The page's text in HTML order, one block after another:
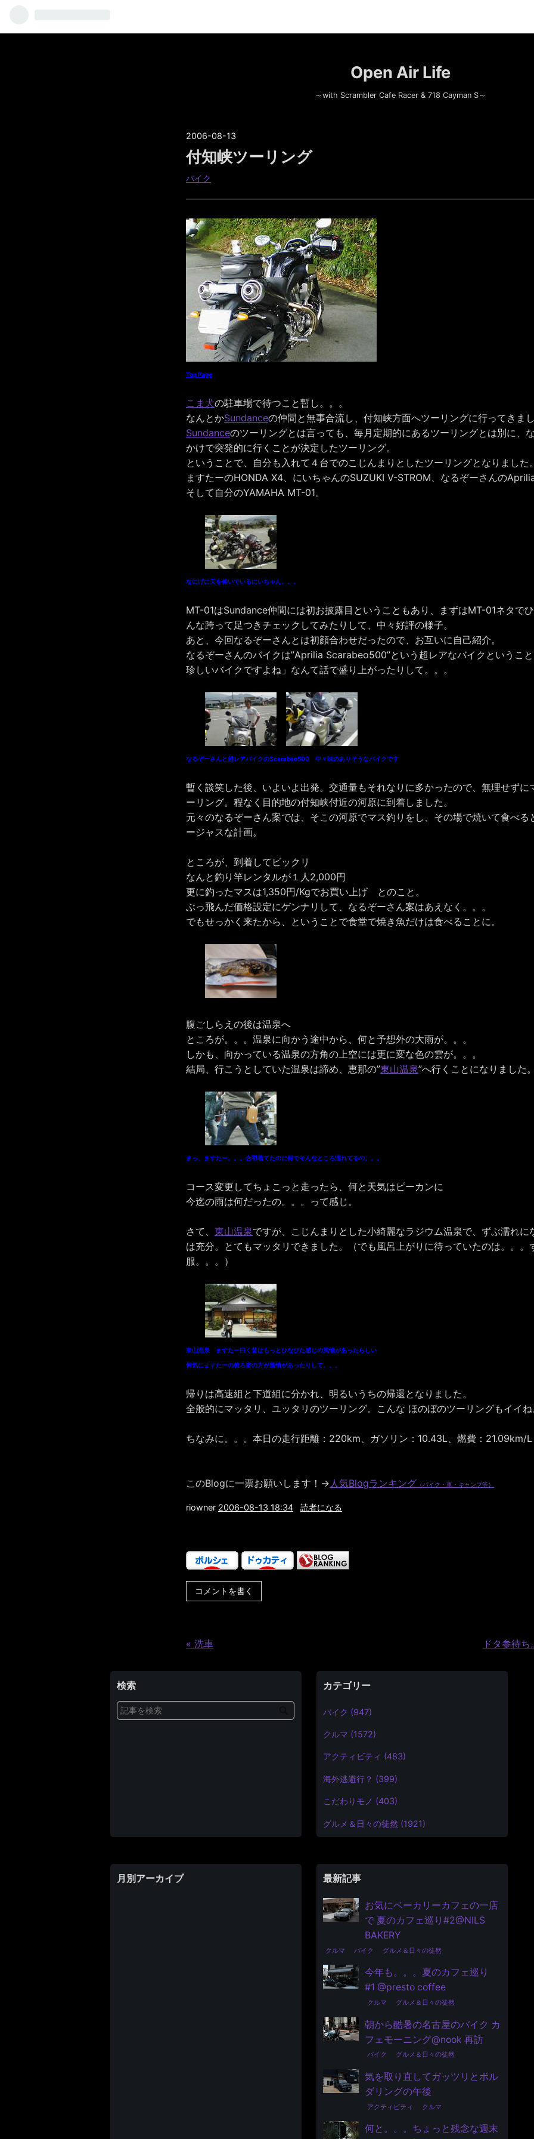
Open Air Life
～with Scrambler Cafe Racer & 718 Cayman S～
2006-08-13
付知峡ツーリング
バイク
Top Page
こま犬の駐車場で待つこと暫し。。。
なんとかSundanceの仲間と無事合流し、付知峡方面へツーリングに行ってきま
Sundanceのツーリングとは言っても、毎月定期的にあるツーリングとは別に、
かけで突発的に行くことが決定したツーリング。
ということで、自分も入れて４台でのこじんまりとしたツーリングとなりました
ますたーのHONDA X4、にいちゃんのSUZUKI V-STROM、なるぞーさんの
そして自分のYAMAHA MT-01。
なにげに天を仰いでいるにいちゃん。。。
MT-01はSundance仲間には初お披露目ということもあり、まずはMT-01ネタで
んな跨って足つきチェックしてみたりして、中々好評の様子。
あと、今回なるぞーさんとは初顔合わせだったので、お互いに自己紹介。
なるぞーさんのバイクは”Aprilia Scarabeo500”という超レアなバイクというこ
珍しいバイクですよね」なんて話で盛り上がったりして。。。
なるぞーさんと超レアバイクのScarabeo500 中々味のありそうなバイクです
暫く談笑した後、いよいよ出発。交通量もそれなりに多かったので、無理せずに
ーリング。程なく目的地の付知峡付近の河原に到着しました。
元々のなるぞーさん案では、そこの河原でマス釣りをし、その場で焼いて食べる
ージャスな計画。
ところが、到着してビックリ
なんと釣り竿レンタルが１人2,000円
更に釣ったマスは1,350円/Kgでお買い上げ とのこと。
ぶっ飛んだ価格設定にゲンナリして、なるぞーさん案はあえなく。。。
でもせっかく来たから、ということで食堂で焼き魚だけは食べることに。
腹ごしらえの後は温泉へ
ところが。。。温泉に向かう途中から、何と予想外の大雨が。。。
しかも、向かっている温泉の方角の上空には更に変な色の雲が。。。
結局、行こうとしていた温泉は諦め、恵那の”東山温泉”へ行くことになりました
まっ、ますたー。。。合羽着てたのに何でそんなところ濡れてるの。。。
コース変更してちょこっと走ったら、何と天気はピーカンに
今迄の雨は何だったの。。。って感じ。
さて、 東山温泉ですが、こじんまりとした小綺麗なラジウム温泉で、ずぶ濡れに
は充分。とてもマッタリできました。（でも風呂上がりに待っていたのは。。。
服。。。）
東山温泉 ますたー曰く昔はもっとひなびた感じの風情があったらしい
何気にますたーの後ろ姿の方が風情があったりして。。。
帰りは高速組と下道組に分かれ、明るいうちの帰還となりました。
全般的にマッタリ、ユッタリのツーリング。こんな ほのぼのツーリングもイイ
ちなみに。。。本日の走行距離：220km、ガソリン：10.43L、燃費：21.09km/L
このBlogに一票お願いします！→ 人気Blogランキング （バイク・車・キャンプ等）
riowner 2006-08-13 18:34 読者になる
コメントを書く
« 洗車 ドタ参待
検索 カテゴリー
バイク (947)
クルマ (1572)
アクティビティ (483)
海外逃避行？ (399)
こだわりモノ (403)
グルメ＆日々の徒然 (1921)
月別アーカイブ 最新記事
お気にベーカリーカフェの一店
で 夏のカフェ巡り#2@NILS
BAKERY
クルマ バイク グルメ＆日々の徒然
今年も。。。夏のカフェ巡り
#1 @presto coffee
クルマ グルメ＆日々の徒然
朝から酷暑の名古屋のバイク カ
フェモーニング@nook 再訪
バイク グルメ＆日々の徒然
気を取り直してガッツリとボル
ダリングの午後
アクティビティ クルマ
何と。。。ちょっと残念な週末